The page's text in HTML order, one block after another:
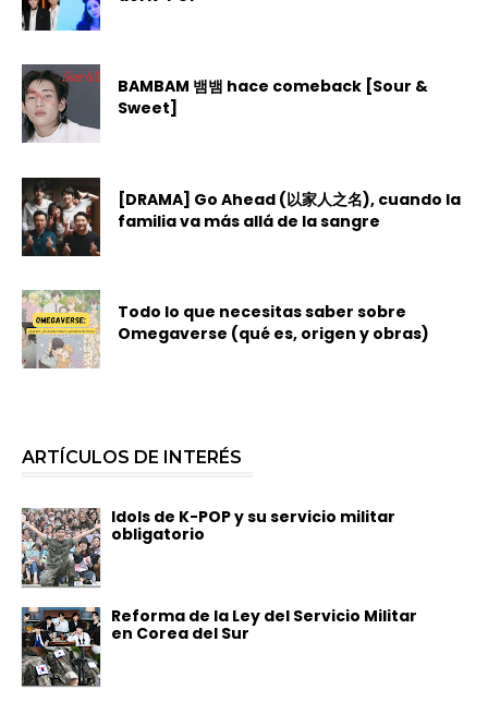
BAMBAM 뱀뱀 hace comeback [Sour &
Sweet]
[DRAMA] Go Ahead (以家人之名), cuando la
familia va más allá de la sangre
Todo lo que necesitas saber sobre
Omegaverse (qué es, origen y obras)
ARTÍCULOS DE INTERÉS
Idols de K-POP y su servicio militar
obligatorio
Reforma de la Ley del Servicio Militar
en Corea del Sur